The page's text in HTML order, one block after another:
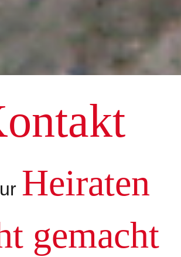
Heiraten
gemacht